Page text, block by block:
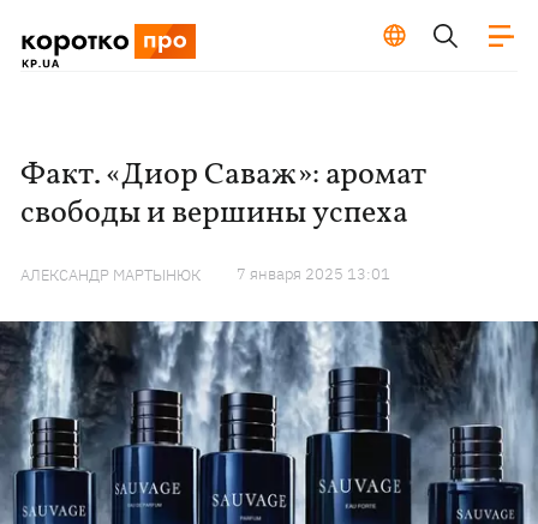
Факт. «Диор Саваж»: аромат
свободы и вершины успеха
АЛЕКСАНДР МАРТЫНЮК 7 января 2025 13:01